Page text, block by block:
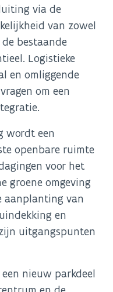
via de
van zowel
bestaande
Logistieke
en omliggende
om een
wordt een
openbare ruimte
voor het
groene omgeving
aanplanting van
en
uitgangspunten
nieuw parkdeel